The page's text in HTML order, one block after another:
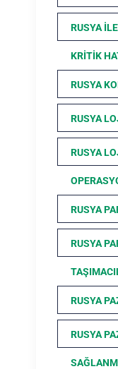
RUSYA
KRITIK
RUSYA
RUSYA
RUSYA
RUSYA
RUSYA
RUSYA
RUSYA